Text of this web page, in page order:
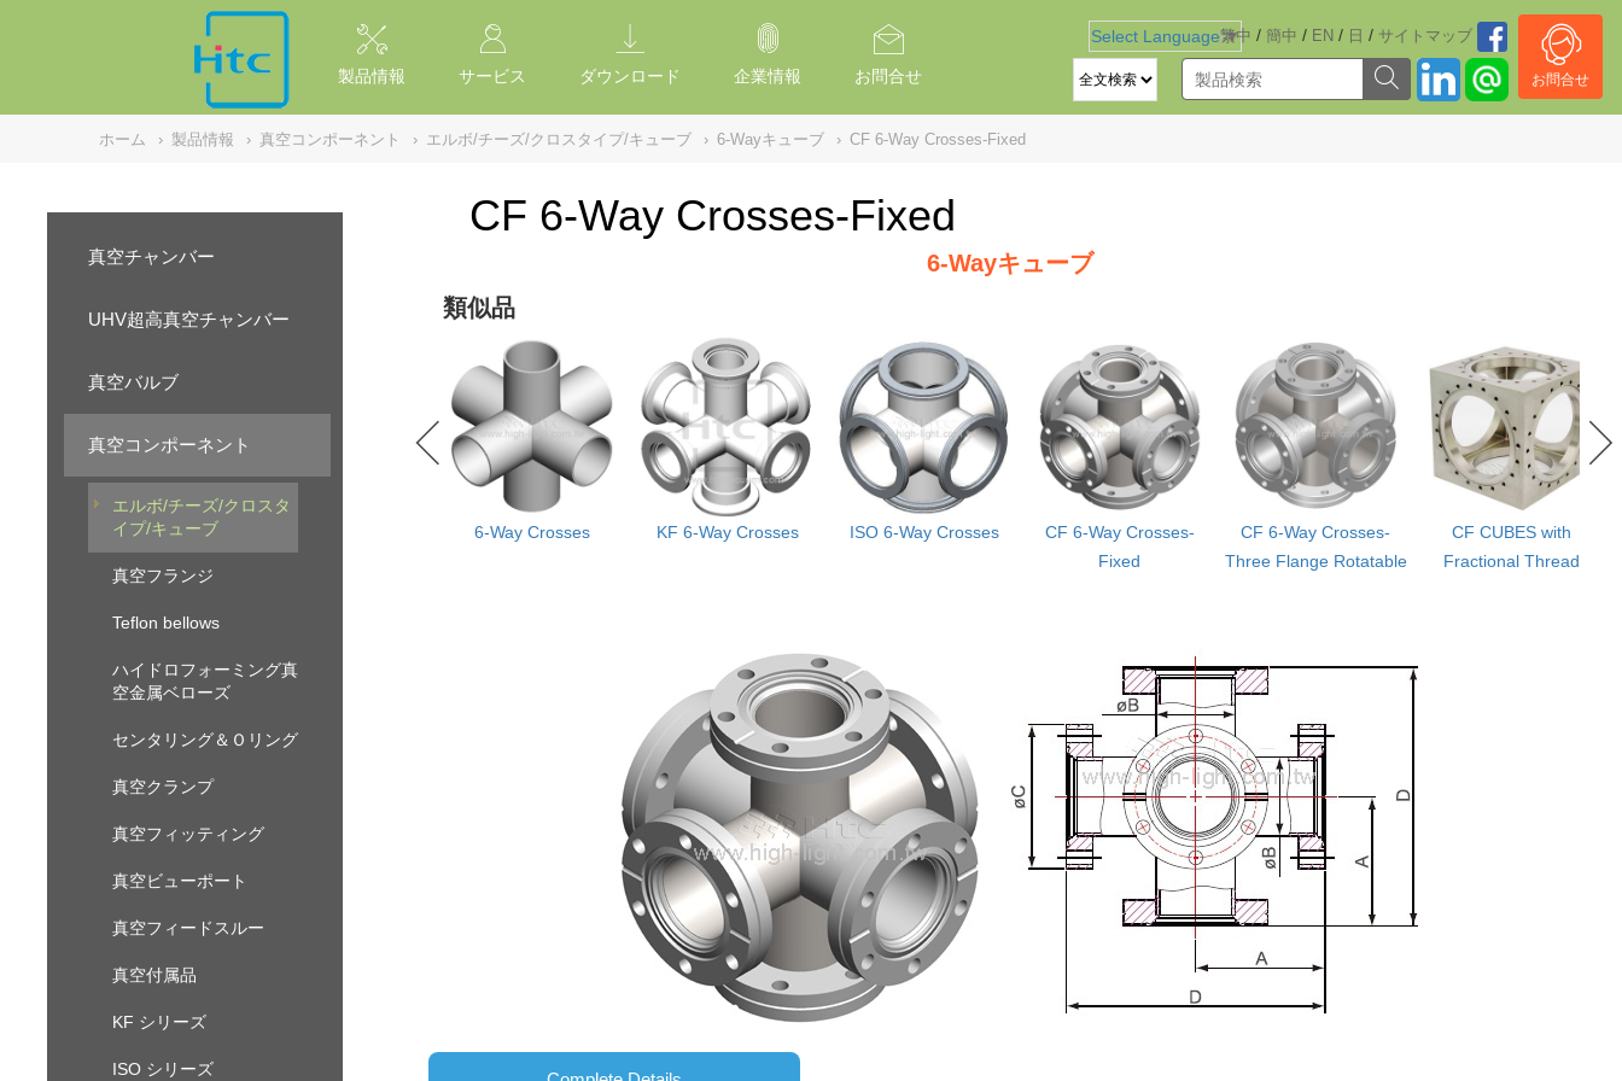
繁中 / 簡中 / EN / 日 / サイトマッブ
Select Language ▼
お問合せ
製品情報 サービス ダウンロード 企業情報 お問合せ
ホーム › 製品情報 › 真空コンポーネント › エルボ/チーズ/クロスタイプ/キューブ › 6-Wayキューブ › CF 6-Way Crosses-Fixed
真空チャンバー
UHV超高真空チャンバー
真空バルブ
真空コンポーネント
エルボ/チーズ/クロスタ
イプ/キューブ
真空フランジ
Teflon bellows
ハイドロフォーミング真
空金属ベローズ
センタリング＆Ｏリング
真空クランプ
真空フィッティング
真空ビューポート
真空フィードスルー
真空付属品
KF シリーズ
ISO シリーズ
CF 6-Way Crosses-Fixed
6-Wayキューブ
類似品
6-Way Crosses KF 6-Way Crosses ISO 6-Way Crosses
CF 6-Way Crosses-
Fixed
CF 6-Way Crosses-
Three Flange Rotatable
CF CUBES with
Fractional Thread